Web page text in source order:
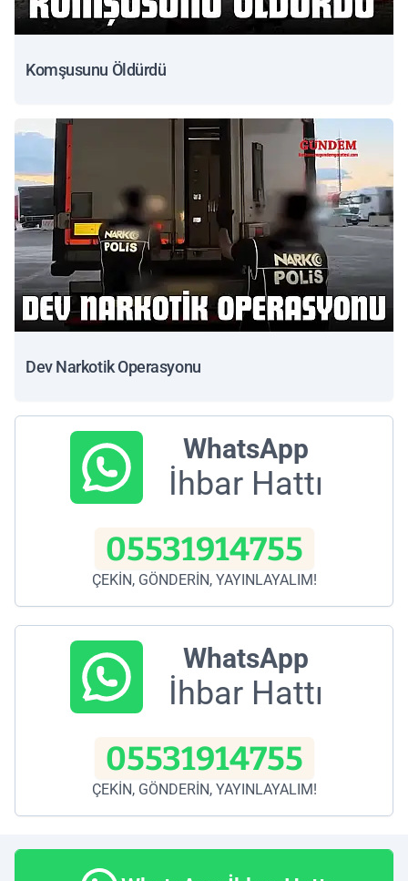
Komşusunu Öldürdü
Dev Narkotik Operasyonu
WhatsApp
İhbar Hattı
05531914755
ÇEKİN, GÖNDERİN, YAYINLAYALIM!
WhatsApp
İhbar Hattı
05531914755
ÇEKİN, GÖNDERİN, YAYINLAYALIM!